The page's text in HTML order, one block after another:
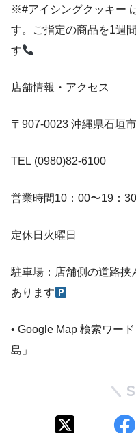
※#アイシングクッキー
す。ご指定の商品を1週
す
店舗情報・アクセス
〒907-0023 沖縄県石垣
TEL (0980)82-6100
営業時間10：00〜19：30
定休日火曜日
駐車場：店舗側の道路挟
あります
• Google Map 検索ワー
島」